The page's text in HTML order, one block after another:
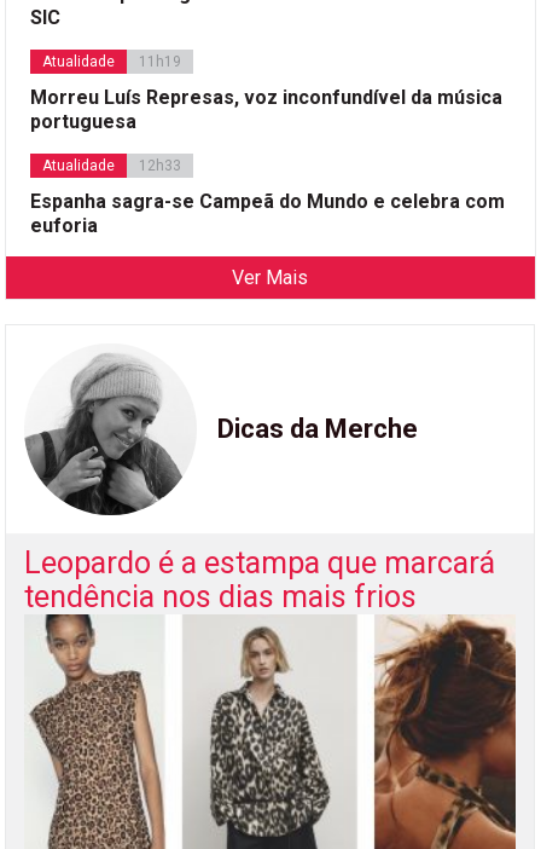
SIC
Atualidade 11h19
Morreu Luís Represas, voz inconfundível da música
portuguesa
Atualidade 12h33
Espanha sagra-se Campeã do Mundo e celebra com
euforia
Ver Mais
Dicas da Merche
Leopardo é a estampa que marcará
tendência nos dias mais frios